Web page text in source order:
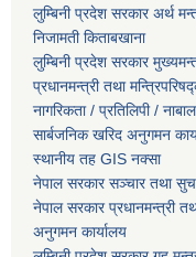
लुम्बिनी प्रदेश सरकार अर्थ
निजामती किताबखाना
लुम्बिनी प्रदेश सरकार
प्रधानमन्त्री तथा
नागरिकता / प्रतिलिपी /
सार्बजनिक खरिद अनुगमन
स्थानीय तह GIS नक्सा
नेपाल सरकारसञ्चार तथा
नेपाल सरकार प्रधानमन्त्री
अनुगमन कार्यालय